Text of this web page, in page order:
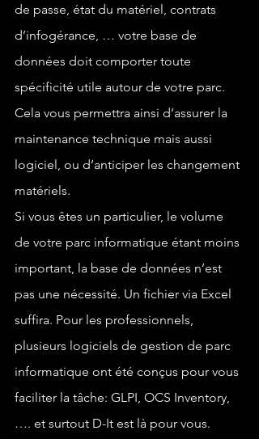
de passe, état du matériel, contrats
d’infogérance, … votre base de
données doit comporter toute
spécificité utile autour de votre parc.
Cela vous permettra ainsi d’assurer la
maintenance technique mais aussi
logiciel, ou d’anticiper les changement
matériels.
Si vous êtes un particulier, le volume
de votre parc informatique étant moins
important, la base de données n’est
pas une nécessité. Un fichier via Excel
suffira. Pour les professionnels,
plusieurs logiciels de gestion de parc
informatique ont été conçus pour vous
faciliter la tâche: GLPI, OCS Inventory,
…. et surtout D-It est là pour vous.